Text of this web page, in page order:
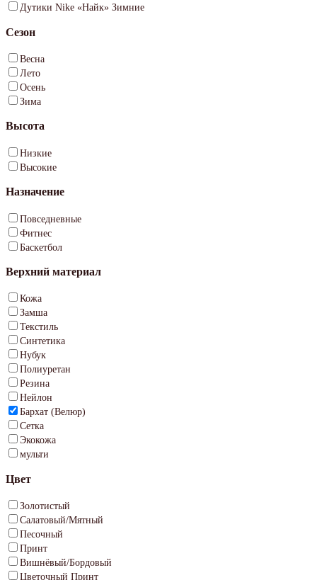
Дутики Nike «Найк» Зимние
Сезон
Весна
Лето
Осень
Зима
Высота
Низкие
Высокие
Назначение
Повседневные
Фитнес
Баскетбол
Верхний материал
Кожа
Замша
Текстиль
Синтетика
Нубук
Полиуретан
Резина
Нейлон
Бархат (Велюр)
Сетка
Экокожа
мульти
Цвет
Золотистый
Салатовый/Мятный
Песочный
Принт
Вишнёвый/Бордовый
Цветочный Принт